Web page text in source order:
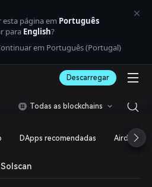
esta página em Português
para English?
em Português (Portugal)
Descarregar
Todas as blockchains
DApps recomendadas Airdrop
Solscan